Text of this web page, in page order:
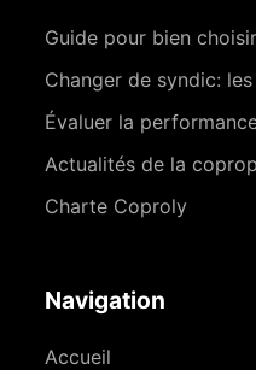
Guide pour bien
Changer de syndic:
Évaluer la
Actualités de la
Charte Coproly
Navigation
Accueil